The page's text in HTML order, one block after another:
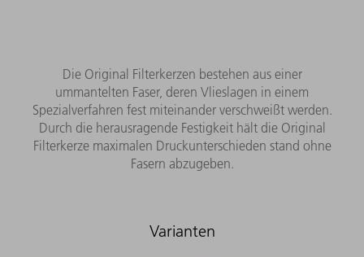
Die Original Filterkerzen bestehen aus einer
ummantelten Faser, deren Vlieslagen in einem
Spezialverfahren fest miteinander verschweißt werden.
Durch die herausragende Festigkeit hält die Original
Filterkerze maximalen Druckunterschieden stand ohne
Fasern abzugeben.
Varianten